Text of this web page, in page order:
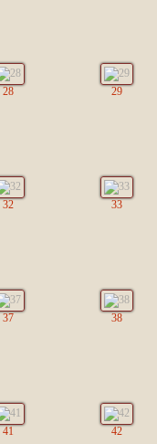
28 29
32 33
37 38
41 42